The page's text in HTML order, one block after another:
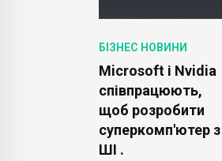
БІЗНЕС НОВИНИ
Microsoft і Nvidia
співпрацюють,
щоб розробити
суперкомп'ютер з
ШІ .